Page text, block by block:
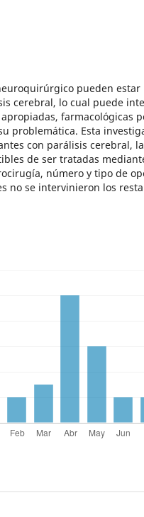
pueden estar
cerebral, lo cual puede
farmacológicas
problemática. Esta
con parálisis cerebral,
de ser tratadas
número y tipo de
no se intervinieron los